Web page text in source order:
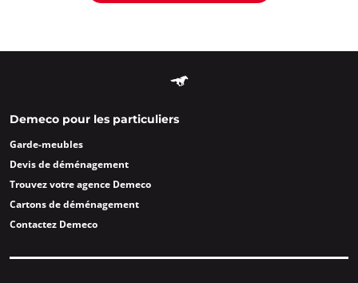
Demeco pour les particuliers
Garde-meubles
Devis de déménagement
Trouvez votre agence Demeco
Cartons de déménagement
Contactez Demeco